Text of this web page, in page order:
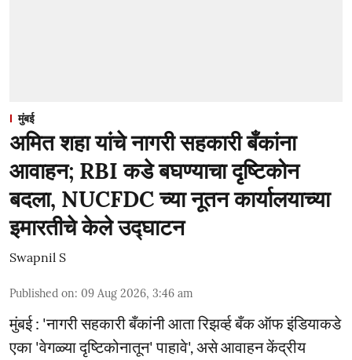
मुंबई
अमित शहा यांचे नागरी सहकारी बँकांना
आवाहन; RBI कडे बघण्याचा दृष्टिकोन
बदला, NUCFDC च्या नूतन कार्यालयाच्या
इमारतीचे केले उद्घाटन
Swapnil S
Published on: 09 Aug 2026, 3:46 am
मुंबई : 'नागरी सहकारी बँकांनी आता रिझर्व्ह बँक ऑफ इंडियाकडे
एका 'वेगळ्या दृष्टिकोनातून' पाहावे', असे आवाहन केंद्रीय